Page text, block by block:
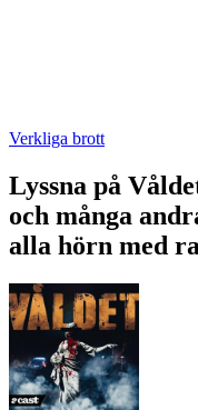
Verkliga brott
Lyssna på
och många
alla hörn med